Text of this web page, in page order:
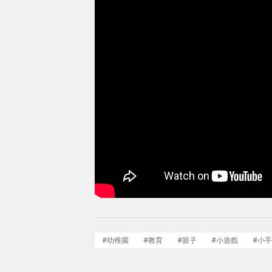
#幼稚園 #教育 #親子 #小遊戲 #小